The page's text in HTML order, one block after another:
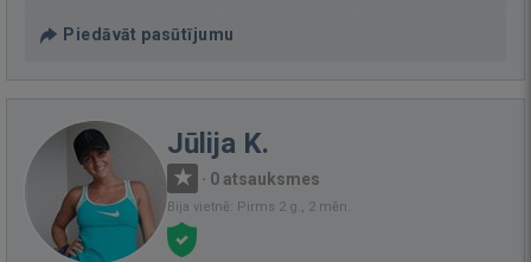
Piedāvāt pasūtījumu
Jūlija K.
· 0 atsauksmes
Bija vietnē: Pirms 2 g., 2 mēn.